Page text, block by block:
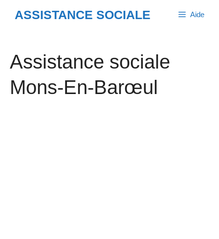
ASSISTANCE SOCIALE Aide
Assistance sociale
Mons-En-Barœul